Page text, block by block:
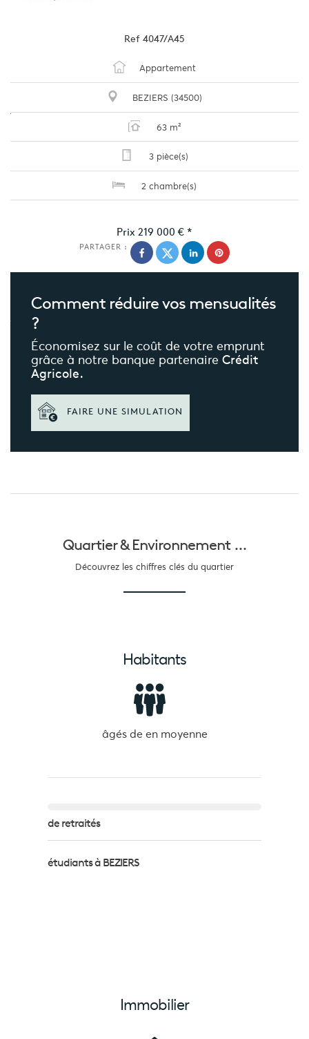
Ref 4047/A45
Appartement
BEZIERS (34500)
63 m²
3 pièce(s)
2 chambre(s)
Prix 219 000 € *
PARTAGER :
Comment réduirevos mensualités
?
Économisez sur le coût de votre emprunt
grâce à notre banque partenaire Crédit
Agricole.
FAIRE UNE SIMULATION
Quartier &Environnement ...
Découvrez les chiffres clés du quartier
Habitants
âgés de en moyenne
de retraités
étudiants à BEZIERS
Immobilier